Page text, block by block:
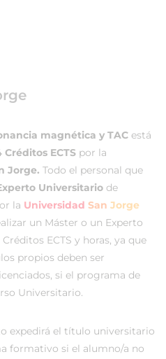
magnética y TAC está
Créditos ECTS por la
Jorge. Todo el personal que
Universitario de
la Universidad San Jorge
un Máster o un Experto
ECTS y horas, ya que
propios deben ser
si el programa de
Universitario.
expedirá el título universitario
formativo si el alumno/a no